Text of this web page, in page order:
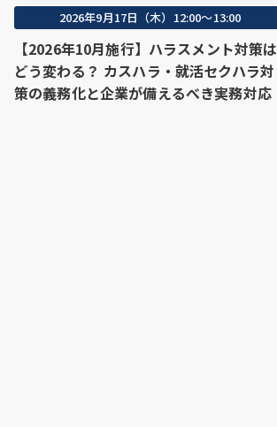
2026年9月17日（木）12:00～13:00
【2026年10月施行】ハラスメント対策は
どう変わる？ カスハラ・就活セクハラ対
策の義務化と企業が備えるべき実務対応